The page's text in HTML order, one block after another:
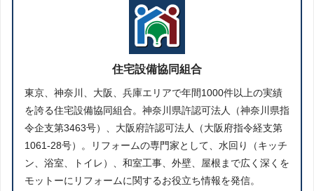
住宅設備協同組合
東京、神奈川、大阪、兵庫エリアで年間1000件以上の実績
を誇る住宅設備協同組合。神奈川県許認可法人（神奈川県指
令企支第3463号）、大阪府許認可法人（大阪府指令経支第
1061-28号）。リフォームの専門家として、水回り（キッチ
ン、浴室、トイレ）、和室工事、外壁、屋根まで広く深くを
モットーにリフォームに関するお役立ち情報を発信。